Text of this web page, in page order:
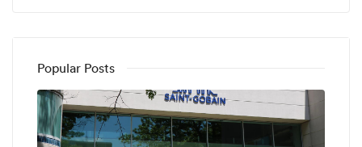
Popular Posts